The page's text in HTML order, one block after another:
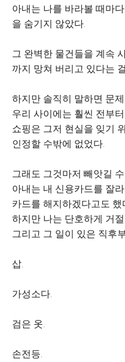
아내는 나를 바라볼 때마
을 숨기지 않았다.
그 완벽한 물건들을 계속
까지 망쳐 버리고 있다는
하지만 솔직히 말하면 문
우리 사이에는 훨씬 전부
쇼핑은 그저 현실을 잊기
인정할 수밖에 없었다.
그래도 그것마저 빼앗길
아내는 내 신용카드를 잘
카드를 해지하겠다고도 했
하지만 나는 단호하게 거
그리고 그 일이 있은 직후
삽.
가성소다.
검은 옷.
손전등.